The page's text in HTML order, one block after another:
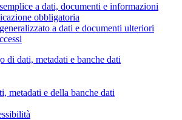
a dati, documenti e informazioni
obbligatoria
a dati e documenti ulteriori
di dati, metadati e banche dati
metadati e della banche dati